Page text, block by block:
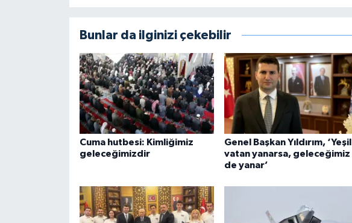
Bunlar da ilginizi çekebilir
Cuma hutbesi: Kimliğimiz
geleceğimizdir
Genel Başkan Yıldırım, ‘Yeşil
vatan yanarsa, geleceğimiz
de yanar’